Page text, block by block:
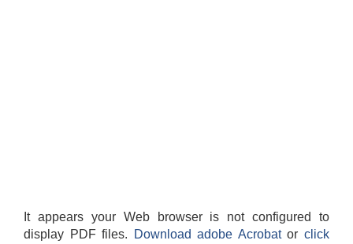
It appears your Web browser is not configured to
display PDF files.
Download adobe Acrobatorclick